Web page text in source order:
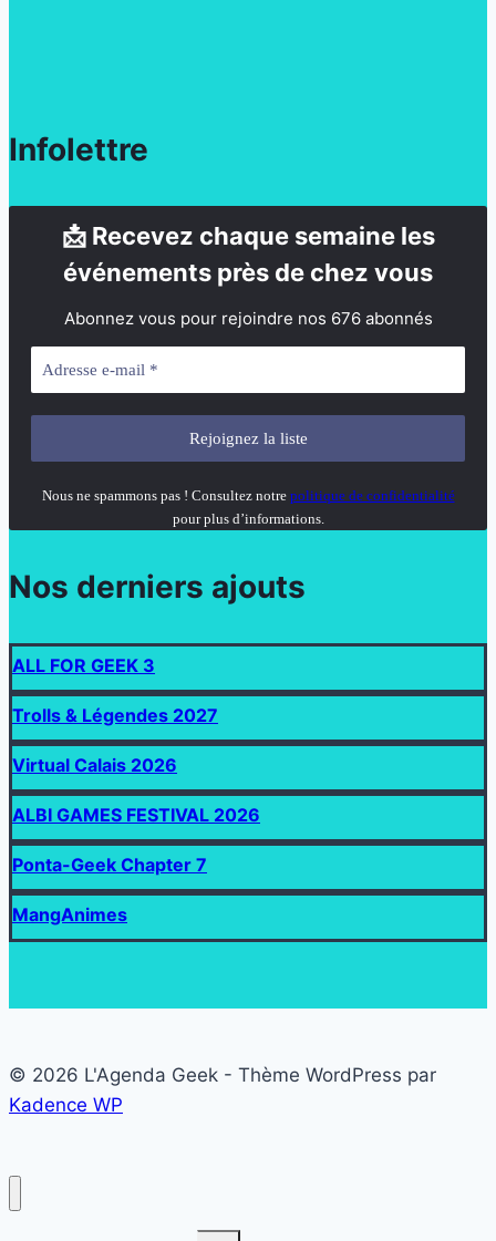
Infolettre
📩 Recevez chaque semaine les
événements près de chez vous
Abonnez vous pour rejoindre nos 676 abonnés
Nous ne spammons pas ! Consultez notre politique de confidentialité
pour plus d’informations.
Nos derniers ajouts
ALL FOR GEEK 3
Trolls & Légendes 2027
Virtual Calais 2026
ALBI GAMES FESTIVAL 2026
Ponta-Geek Chapter 7
MangAnimes
© 2026 L'Agenda Geek - Thème WordPress par
Kadence WP